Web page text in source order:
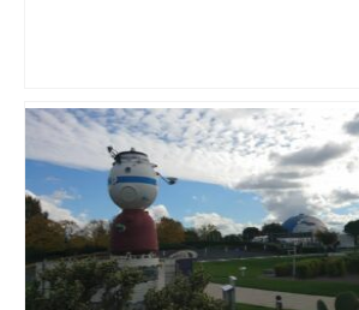
Top 14: comment Perpignan a une
nouvelle fois fait tomber Toulouse? –
RMC Sport